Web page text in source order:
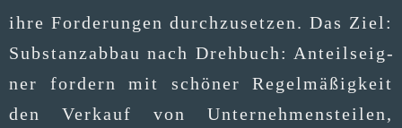
ihre For­de­run­gen durch­zu­set­zen. Das Ziel:
Sub­stanz­ab­bau nach Dreh­buch: Anteils­eig­
ner for­dern mit schö­ner Regel­mä­ßig­keit
den Ver­kauf von Unter­neh­mens­tei­len,